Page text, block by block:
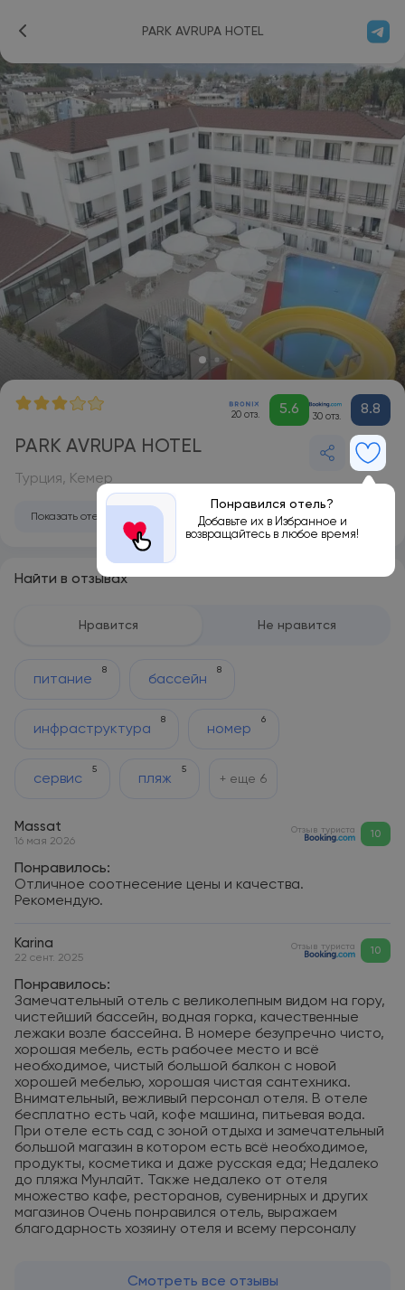
PARK AVRUPA HOTEL
20 отз. 5.6 30 отз. 8.8
PARK AVRUPA HOTEL
Понравился отель?
Добавьте их в Избранное и
возвращайтесь в любое время!
Турция, Кемер
Показать отель на карте
Найти в отзывах
Нравится Не нравится
питание
8
бассейн
8
инфраструктура
8
номер
6
сервис
5
пляж
5
+ еще 6
Massat
16 мая 2026
Отзыв туриста 10
Понравилось:
Отличное соотнесение цены и качества.
Рекомендую.
Karina
22 сент. 2025
Отзыв туриста 10
Понравилось:
Замечательный отель с великолепным видом на гору,
чистейший бассейн, водная горка, качественные
лежаки возле бассейна. В номере безупречно чисто,
хорошая мебель, есть рабочее место и всё
необходимое, чистый большой балкон с новой
хорошей мебелью, хорошая чистая сантехника.
Внимательный, вежливый персонал отеля. В отеле
бесплатно есть чай, кофе машина, питьевая вода.
При отеле есть сад с зоной отдыха и замечательный
большой магазин в котором есть всё необходимое,
продукты, косметика и даже русская еда; Недалеко
до пляжа Мунлайт. Также недалеко от отеля
множество кафе, ресторанов, сувенирных и других
магазинов Очень понравился отель, выражаем
благодарность хозяину отеля и всему персоналу
Смотреть все отзывы